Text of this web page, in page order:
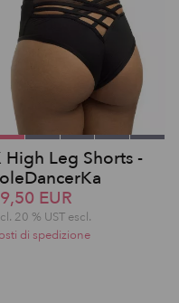
High Leg Shorts -
EUR
20 % UST escl.
di spedizione